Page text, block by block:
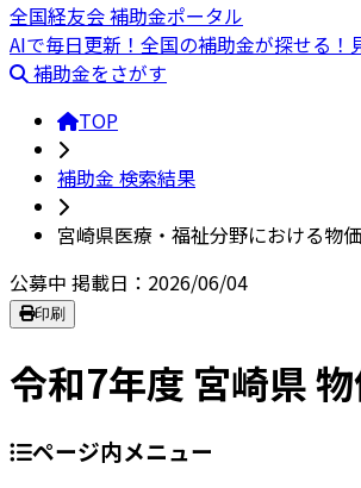
全国経友会 補助金ポータル
AIで毎日更新！全国の補助金が探せる！
補助金をさがす
TOP
補助金 検索結果
宮崎県医療・福祉分野における物
公募中 掲載日：2026/06/04
印刷
令和7年度 宮崎県
ページ内メニュー